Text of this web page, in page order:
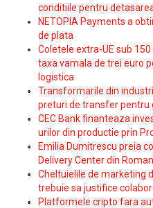
conditiile pentru
NETOPIA Payments a
de plata
Coletele extra-UE sub
taxa vamala de trei euro
logistica
Transformarile din
preturi de transfer pentru
CEC Bank finanteaza
urilor din productie prin
Emilia Dumitrescu preia
Delivery Center din
Cheltuielile de marketing
trebuie sa justifice
Platformele cripto fara